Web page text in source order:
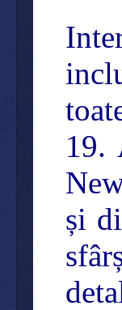
19.
și